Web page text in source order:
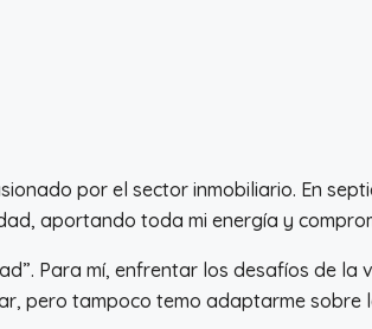
por el sector inmobiliario. En
aportando toda mi energía y
Para mí, enfrentar los desafíos de
pero tampoco temo adaptarme sobre